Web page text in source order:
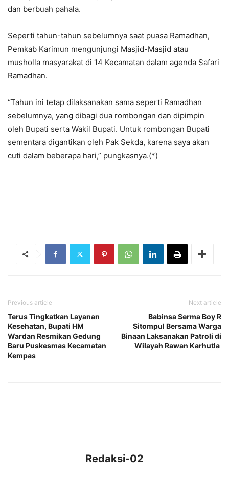
dan berbuah pahala.
Seperti tahun-tahun sebelumnya saat puasa Ramadhan,
Pemkab Karimun mengunjungi Masjid-Masjid atau
musholla masyarakat di 14 Kecamatan dalam agenda Safari
Ramadhan.
“Tahun ini tetap dilaksanakan sama seperti Ramadhan
sebelumnya, yang dibagi dua rombongan dan dipimpin
oleh Bupati serta Wakil Bupati. Untuk rombongan Bupati
sementara digantikan oleh Pak Sekda, karena saya akan
cuti dalam beberapa hari,” pungkasnya.(*)
Previous article
Terus Tingkatkan Layanan
Kesehatan, Bupati HM
Wardan Resmikan Gedung
Baru Puskesmas Kecamatan
Kempas
Next article
Babinsa Serma Boy R
Sitompul Bersama Warga
Binaan Laksanakan Patroli di
Wilayah Rawan Karhutla
Redaksi-02